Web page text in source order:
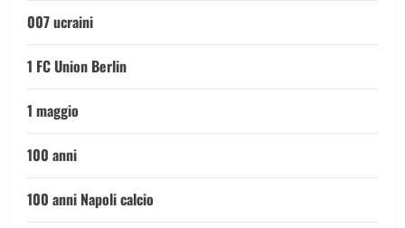
007 ucraini
1 FC Union Berlin
1 maggio
100 anni
100 anni Napoli calcio